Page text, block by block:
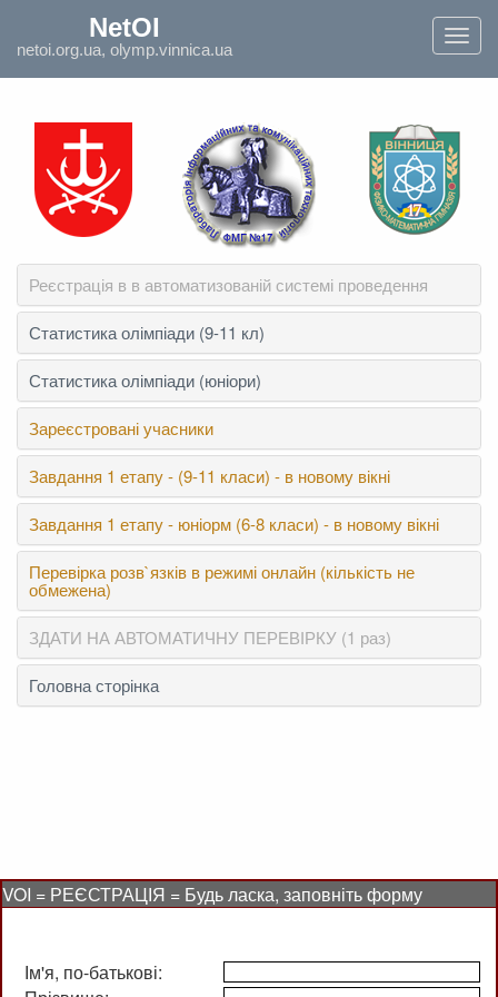
NetOI
netoi.org.ua, olymp.vinnica.ua
Реєстрація в в автоматизованій системі проведення
Статистика олімпіади (9-11 кл)
Статистика олімпіади (юніори)
Зареєстровані учасники
Завдання 1 етапу - (9-11 класи) - в новому вікні
Завдання 1 етапу - юніорм (6-8 класи) - в новому вікні
Перевірка розв`язків в режимі онлайн (кількість не
обмежена)
ЗДАТИ НА АВТОМАТИЧНУ ПЕРЕВІРКУ (1 раз)
Головна сторінка
VOI = РЕЄСТРАЦІЯ = Будь ласка, заповніть форму
Ім'я, по-батькові: